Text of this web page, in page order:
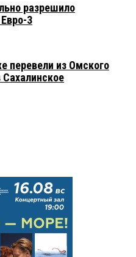
разрешило
3
перевели из Омского
Сахалинское